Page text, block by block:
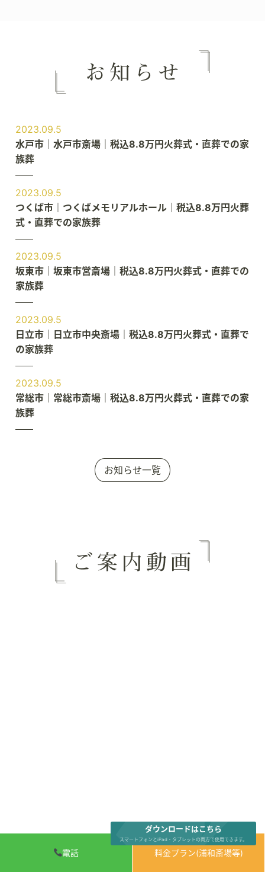
電話 料金プラン(浦和斎場等)
ダウンロードはこちら
スマートフォンとiPad・タブレットの両方で使用できます。
2023.09.5
水戸市｜水戸市斎場｜税込8.8万円火葬式・直葬での家
族葬
2023.09.5
つくば市｜つくばメモリアルホール｜税込8.8万円火葬
式・直葬での家族葬
2023.09.5
坂東市｜坂東市営斎場｜税込8.8万円火葬式・直葬での
家族葬
2023.09.5
日立市｜日立市中央斎場｜税込8.8万円火葬式・直葬で
の家族葬
2023.09.5
常総市｜常総市斎場｜税込8.8万円火葬式・直葬での家
族葬
お知らせ一覧